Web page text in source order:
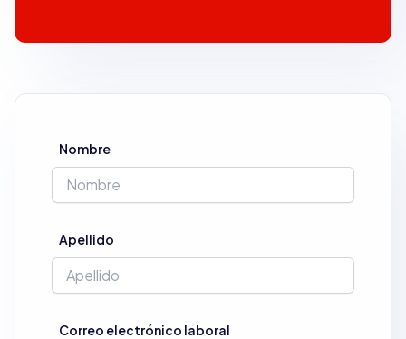
Nombre
Apellido
Correo electrónico laboral